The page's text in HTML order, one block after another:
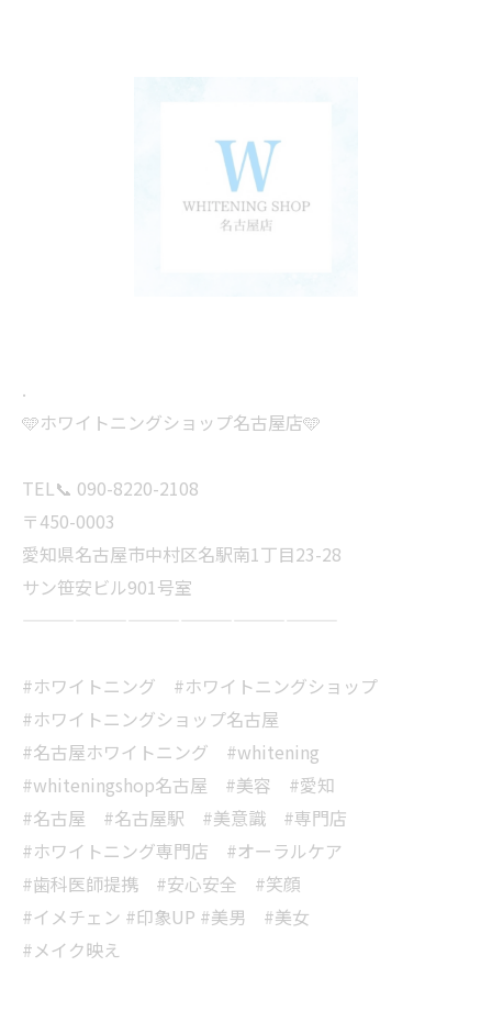
.
🩵ホワイトニングショップ名古屋店🩵
TEL📞 090-8220-2108
〒450-0003
愛知県名古屋市中村区名駅南1丁目23-28
サン笹安ビル901号室
#ホワイトニング #ホワイトニングショップ
#ホワイトニングショップ名古屋
#名古屋ホワイトニング #whitening
#whiteningshop名古屋 #美容 #愛知
#名古屋 #名古屋駅 #美意識 #専門店
#ホワイトニング専門店 #オーラルケア
#歯科医師提携 #安心安全 #笑顔
#イメチェン #印象UP #美男 #美女
#メイク映え